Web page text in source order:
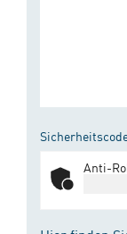
Anti-